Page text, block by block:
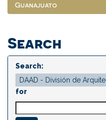
Guanajuato
Search
Search:
for